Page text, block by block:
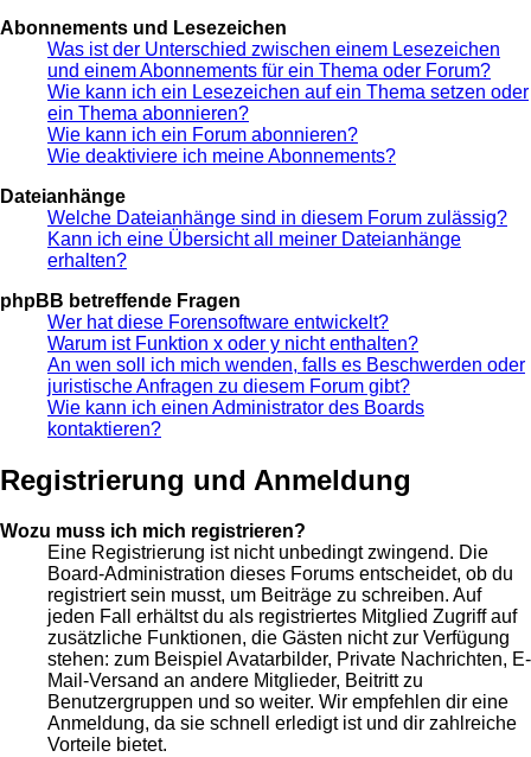
Abonnements und Lesezeichen
Was ist der Unterschied zwischen einem Lesezeichen
und einem Abonnements für ein Thema oder Forum?
Wie kann ich ein Lesezeichen auf ein Thema setzen oder
ein Thema abonnieren?
Wie kann ich ein Forum abonnieren?
Wie deaktiviere ich meine Abonnements?
Dateianhänge
Welche Dateianhänge sind in diesem Forum zulässig?
Kann ich eine Übersicht all meiner Dateianhänge
erhalten?
phpBB betreffende Fragen
Wer hat diese Forensoftware entwickelt?
Warum ist Funktion x oder y nicht enthalten?
An wen soll ich mich wenden, falls es Beschwerden oder
juristische Anfragen zu diesem Forum gibt?
Wie kann ich einen Administrator des Boards
kontaktieren?
Registrierung und Anmeldung
Wozu muss ich mich registrieren?
Eine Registrierung ist nicht unbedingt zwingend. Die
Board-Administration dieses Forums entscheidet, ob du
registriert sein musst, um Beiträge zu schreiben. Auf
jeden Fall erhältst du als registriertes Mitglied Zugriff auf
zusätzliche Funktionen, die Gästen nicht zur Verfügung
stehen: zum Beispiel Avatarbilder, Private Nachrichten, E-
Mail-Versand an andere Mitglieder, Beitritt zu
Benutzergruppen und so weiter. Wir empfehlen dir eine
Anmeldung, da sie schnell erledigt ist und dir zahlreiche
Vorteile bietet.